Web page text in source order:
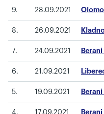
9. 28.09.2021
8. 26.09.2021
7. 24.09.2021
6. 21.09.2021
5. 19.09.2021
4. 17.09.2021